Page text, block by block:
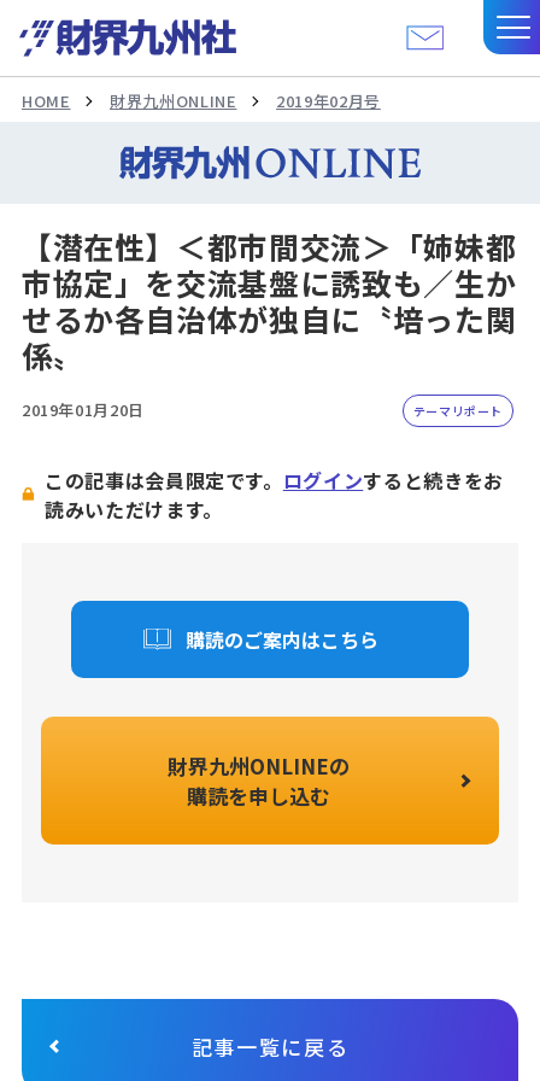
HOME 財界九州ONLINE 2019年02月号
【潜在性】＜都市間交流＞「姉妹都
市協定」を交流基盤に誘致も／生か
せるか各自治体が独自に〝培った関
係〟
2019年01月20日 テーマリポート
この記事は会員限定です。 ログインすると続きをお
読みいただけます。
購読のご案内はこちら
財界九州ONLINEの
購読を申し込む
記事一覧に戻る